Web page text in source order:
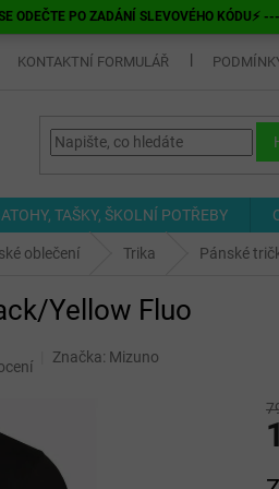
ODEČTE PO ZADÁNÍ SLEVOVÉHO
KONTAKTNÍ FORMULÁŘ
TAŠKY, ŠKOLNÍ POTŘEBY
oblečení Trika Pánské
Yellow Fluo
Značka: Mizuno